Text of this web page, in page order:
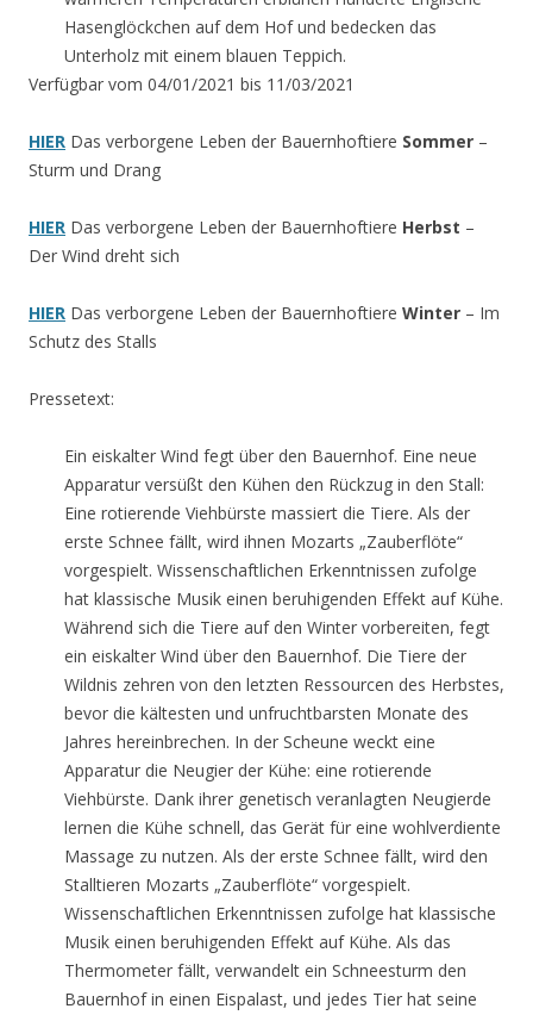
Hasenglöckchen auf dem Hof und bedecken das
Unterholz mit einem blauen Teppich.
Verfügbar vom 04/01/2021 bis 11/03/2021
HIER Das verborgene Leben der Bauernhoftiere Sommer –
Sturm und Drang
HIER Das verborgene Leben der Bauernhoftiere Herbst –
Der Wind dreht sich
HIER Das verborgene Leben der Bauernhoftiere Winter – Im
Schutz des Stalls
Pressetext:
Ein eiskalter Wind fegt über den Bauernhof. Eine neue
Apparatur versüßt den Kühen den Rückzug in den Stall:
Eine rotierende Viehbürste massiert die Tiere. Als der
erste Schnee fällt, wird ihnen Mozarts „Zauberflöte“
vorgespielt. Wissenschaftlichen Erkenntnissen zufolge
hat klassische Musik einen beruhigenden Effekt auf Kühe.
Während sich die Tiere auf den Winter vorbereiten, fegt
ein eiskalter Wind über den Bauernhof. Die Tiere der
Wildnis zehren von den letzten Ressourcen des Herbstes,
bevor die kältesten und unfruchtbarsten Monate des
Jahres hereinbrechen. In der Scheune weckt eine
Apparatur die Neugier der Kühe: eine rotierende
Viehbürste. Dank ihrer genetisch veranlagten Neugierde
lernen die Kühe schnell, das Gerät für eine wohlverdiente
Massage zu nutzen. Als der erste Schnee fällt, wird den
Stalltieren Mozarts „Zauberflöte“ vorgespielt.
Wissenschaftlichen Erkenntnissen zufolge hat klassische
Musik einen beruhigenden Effekt auf Kühe. Als das
Thermometer fällt, verwandelt ein Schneesturm den
Bauernhof in einen Eispalast, und jedes Tier hat seine